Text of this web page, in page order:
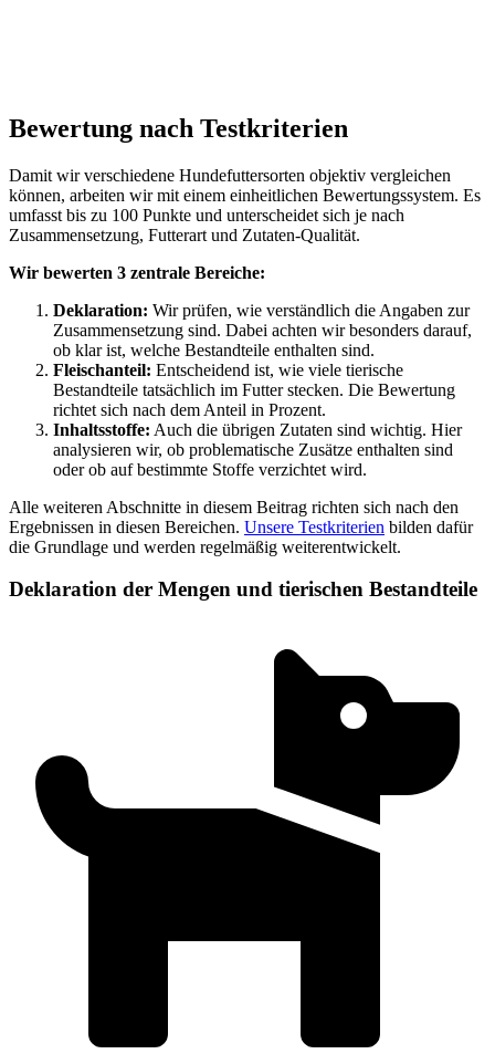
Bewertung nach Testkriterien
Damit wir verschiedene Hundefuttersorten objektiv vergleichen
können, arbeiten wir mit einem einheitlichen Bewertungssystem. Es
umfasst bis zu 100 Punkte und unterscheidet sich je nach
Zusammensetzung, Futterart und Zutaten-Qualität.
Wir bewerten 3 zentrale Bereiche:
Deklaration: Wir prüfen, wie verständlich die Angaben zur
Zusammensetzung sind. Dabei achten wir besonders darauf,
ob klar ist, welche Bestandteile enthalten sind.
Fleischanteil: Entscheidend ist, wie viele tierische
Bestandteile tatsächlich im Futter stecken. Die Bewertung
richtet sich nach dem Anteil in Prozent.
Inhaltsstoffe: Auch die übrigen Zutaten sind wichtig. Hier
analysieren wir, ob problematische Zusätze enthalten sind
oder ob auf bestimmte Stoffe verzichtet wird.
Alle weiteren Abschnitte in diesem Beitrag richten sich nach den
Ergebnissen in diesen Bereichen. Unsere Testkriterien bilden dafür
die Grundlage und werden regelmäßig weiterentwickelt.
Deklaration der Mengen und tierischen Bestandteile